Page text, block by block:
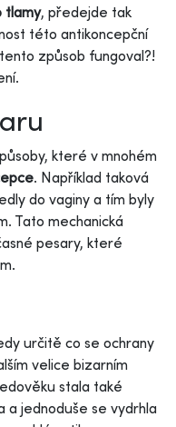
tlamy, předejde tak
této antikoncepční
způsob fungoval?!
které v mnohém
. Například taková
do vaginy a tím byly
Tato mechanická
pesary, které
určitě co se ochrany
velice bizarním
stala také
a jednoduše se vydrhla